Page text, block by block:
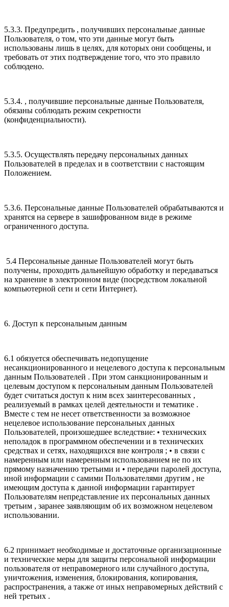
5.3.3. Предупредить , получивших персональные данные
Пользователя, о том, что эти данные могут быть
использованы лишь в целях, для которых они сообщены, и
требовать от этих подтверждение того, что это правило
соблюдено.
5.3.4. , получившие персональные данные Пользователя,
обязаны соблюдать режим секретности
(конфиденциальности).
5.3.5. Осуществлять передачу персональных данных
Пользователей в пределах и в соответствии с настоящим
Положением.
5.3.6. Персональные данные Пользователей обрабатываются и
хранятся на сервере в зашифрованном виде в режиме
ограниченного доступа.
5.4 Персональные данные Пользователей могут быть
получены, проходить дальнейшую обработку и передаваться
на хранение в электронном виде (посредством локальной
компьютерной сети и сети Интернет).
6. Доступ к персональным данным
6.1 обязуется обеспечивать недопущение
несанкционированного и нецелевого доступа к персональным
данным Пользователей . При этом санкционированным и
целевым доступом к персональным данным Пользователей
будет считаться доступ к ним всех заинтересованных ,
реализуемый в рамках целей деятельности и тематике .
Вместе с тем не несет ответственности за возможное
нецелевое использование персональных данных
Пользователей, произошедшее вследствие: • технических
неполадок в программном обеспечении и в технических
средствах и сетях, находящихся вне контроля ; • в связи с
намеренным или намеренным использованием не по их
прямому назначению третьими и • передачи паролей доступа,
иной информации с самими Пользователями другим , не
имеющим доступа к данной информации гарантирует
Пользователям непредставление их персональных данных
третьим , заранее заявляющим об их возможном нецелевом
использовании.
6.2 принимает необходимые и достаточные организационные
и технические меры для защиты персональной информации
пользователя от неправомерного или случайного доступа,
уничтожения, изменения, блокирования, копирования,
распространения, а также от иных неправомерных действий с
ней третьих .